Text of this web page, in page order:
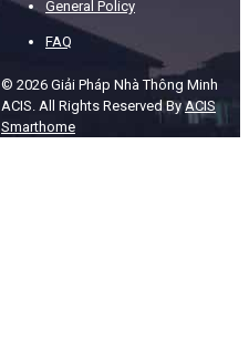
General Policy
FAQ
© 2026 Giải Pháp Nhà Thông Minh
ACIS. All Rights Reserved By ACIS
Smarthome